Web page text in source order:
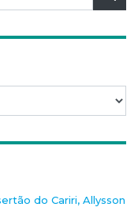
do Cariri, Allysson